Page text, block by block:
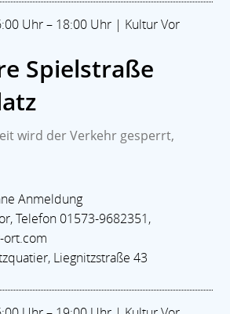
Uhr – 18:00 Uhr | Kultur Vor
Spielstraße
wird der Verkehr gesperrt,
Anmeldung
Telefon 01573-9682351,
ort.com
Liegnitzstraße 43